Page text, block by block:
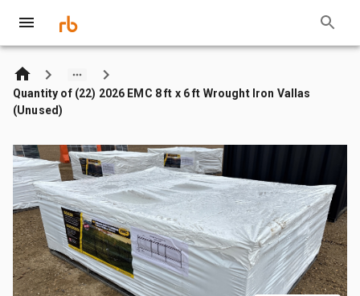
Quantity of (22) 2026 EMC 8 ft x 6 ft Wrought Iron Vallas
(Unused)